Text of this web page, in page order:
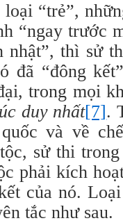
“trẻ”,
“ngay trước
nhật”, thì sử
đã “đông
trong mọi
duy nhất[7].
và về
sử thi
phải kích
của nó.
tắc như sau.